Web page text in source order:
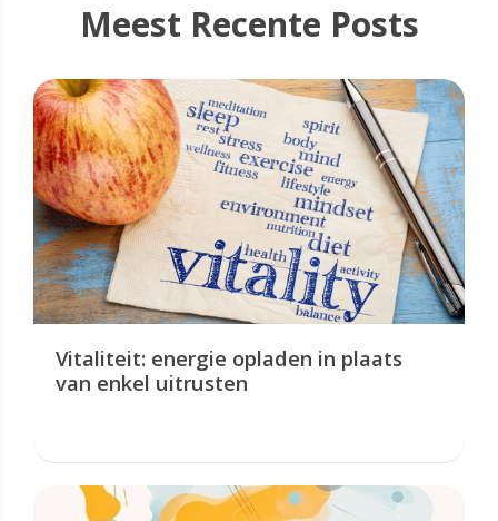
Meest Recente Posts
Vitaliteit: energie opladen in plaats
van enkel uitrusten